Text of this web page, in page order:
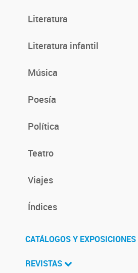
Literatura
Literatura infantil
Música
Poesía
Política
Teatro
Viajes
Índices
CATÁLOGOS Y EXPOSICIONES
REVISTAS